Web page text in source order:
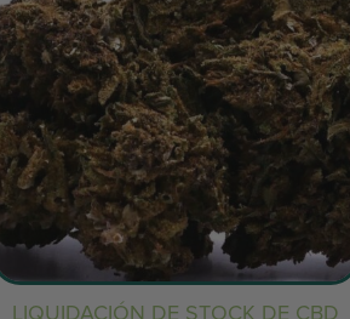
LIQUIDACIÓN DE STOCK DE CBD